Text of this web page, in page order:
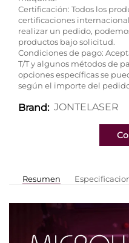
Certificación: Todos los
certificaciones
realizar un pedido,
productos bajo solicitud.
Condiciones de pago:
T/T y algunos métodos de
opciones específicas se
según el importe del
Brand: JONTELASER
Resumen